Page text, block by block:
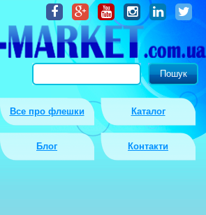
Все про флешки Каталог
Блог Контакти